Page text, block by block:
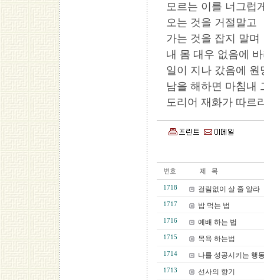
모르는 이를 너그럽
오는 것을 거절말고
가는 것을 잡지 말며
내 몸 대우 없음에
일이 지나 갔음에 원
남을 해하면 마침내
도리어 재화가 따르
1718 걸림없이 살 줄 알라
1717 밥 먹는 법
1716 예배 하는 법
1715 목욕 하는법
1714 나를 성공시키는 행
1713
선사의 향기